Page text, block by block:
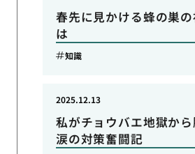
春先に見かける蜂の巣
は
知識
私がチョウバエ地獄から
涙の対策奮闘記
2025.12.13